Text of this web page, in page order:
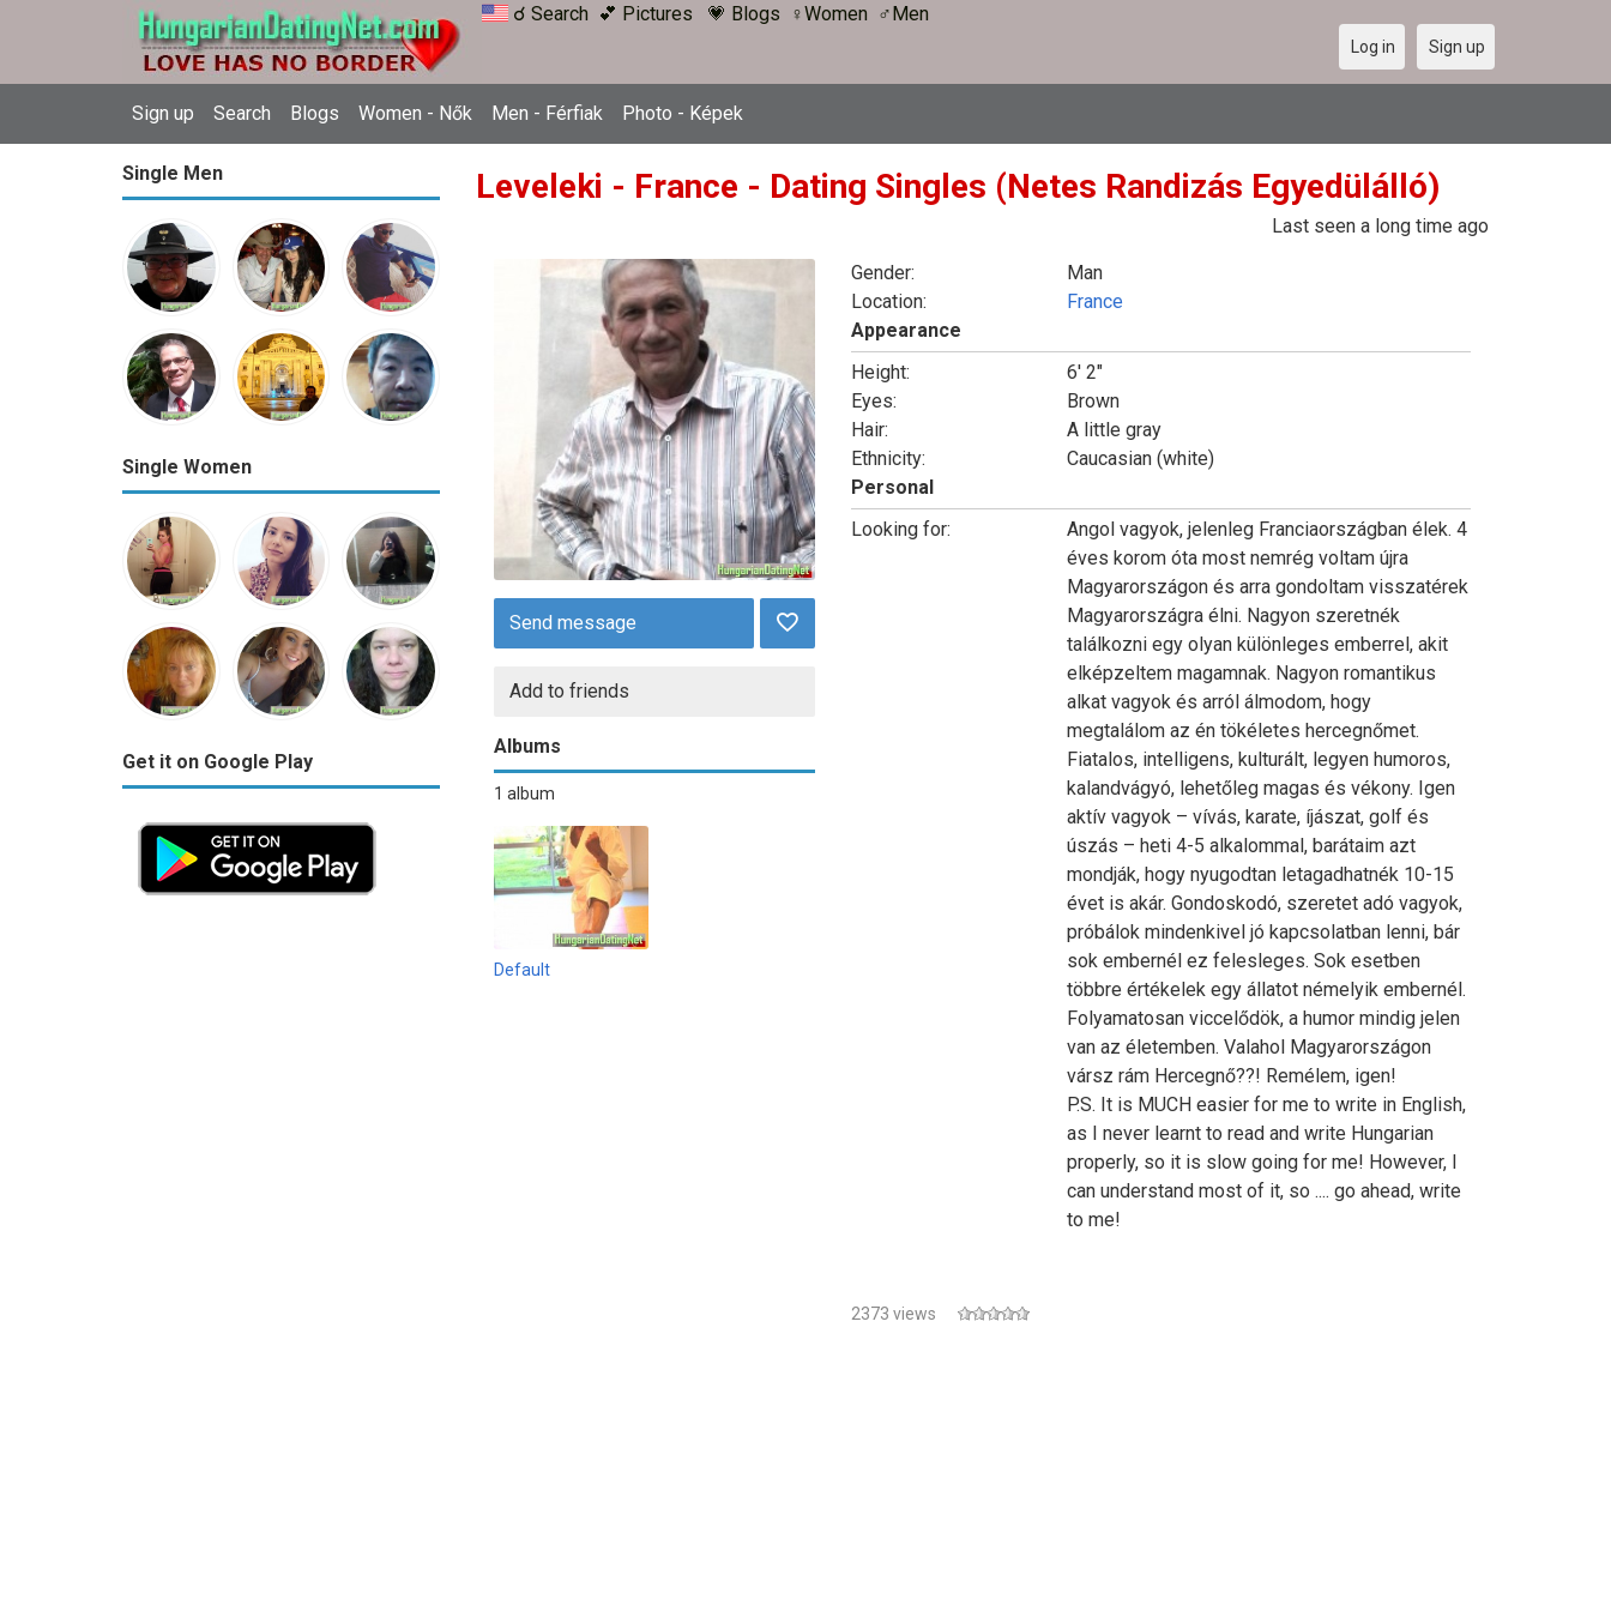
☌ Search 💕 Pictures 💗 Blogs ♀Women ♂Men
Sign up Search Blogs Women - Nők Men - Férfiak Photo - Képek
Log in Sign up
Single Men
Single Women
Get it on Google Play
Leveleki - France - Dating Singles (Netes Randizás Egyedülálló)
Last seen a long time ago
Send message
Add to friends
Albums
1 album
Default
Gender:
Man
Location:
France
Appearance
Height:
6' 2"
Eyes:
Brown
Hair:
A little gray
Ethnicity:
Caucasian (white)
Personal
Looking for:
Angol vagyok, jelenleg Franciaországban élek. 4
éves korom óta most nemrég voltam újra
Magyarországon és arra gondoltam visszatérek
Magyarországra élni. Nagyon szeretnék
találkozni egy olyan különleges emberrel, akit
elképzeltem magamnak. Nagyon romantikus
alkat vagyok és arról álmodom, hogy
megtalálom az én tökéletes hercegnőmet.
Fiatalos, intelligens, kulturált, legyen humoros,
kalandvágyó, lehetőleg magas és vékony. Igen
aktív vagyok – vívás, karate, íjászat, golf és
úszás – heti 4-5 alkalommal, barátaim azt
mondják, hogy nyugodtan letagadhatnék 10-15
évet is akár. Gondoskodó, szeretet adó vagyok,
próbálok mindenkivel jó kapcsolatban lenni, bár
sok embernél ez felesleges. Sok esetben
többre értékelek egy állatot némelyik embernél.
Folyamatosan viccelődök, a humor mindig jelen
van az életemben. Valahol Magyarországon
vársz rám Hercegnő??! Remélem, igen!
P.S. It is MUCH easier for me to write in English,
as I never learnt to read and write Hungarian
properly, so it is slow going for me! However, I
can understand most of it, so .... go ahead, write
to me!
2373 views